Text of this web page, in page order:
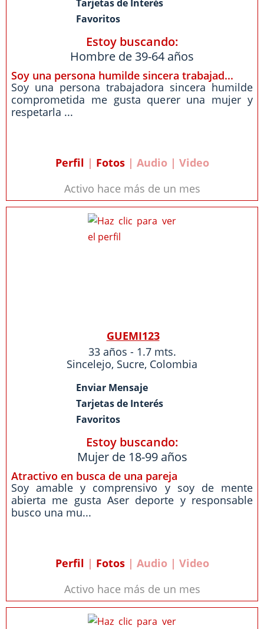
Tarjetas de Interés
Favoritos
Estoy buscando:
Hombre de 39-64 años
Soy una persona humilde sincera trabajad...
Soy una persona trabajadora sincera humilde
comprometida me gusta querer una mujer y
respetarla ...
Perfil | Fotos| Audio | Video
Activo hace más de un mes
GUEMI123
33 años - 1.7 mts.
Sincelejo, Sucre, Colombia
Enviar Mensaje
Tarjetas de Interés
Favoritos
Estoy buscando:
Mujer de 18-99 años
Atractivo en busca de una pareja
Soy amable y comprensivo y soy de mente
abierta me gusta Aser deporte y responsable
busco una mu...
Perfil | Fotos| Audio | Video
Activo hace más de un mes